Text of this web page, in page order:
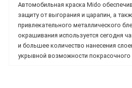
Автомобильная краска Mido
защиту от выгорания и царапин, а
привлекательного металлического
окрашивания используется сегодня
и большее количество нанесения
укрывной возможности покрасочного